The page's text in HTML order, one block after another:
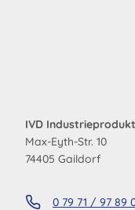
IVD
Max-Eyth-Str. 10
74405 Gaildorf
0 79 71 / 97 89